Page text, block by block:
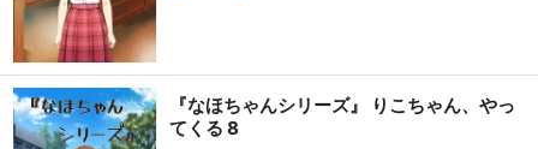
『なほちゃんシリーズ』 りこちゃん、やっ
てくる 8